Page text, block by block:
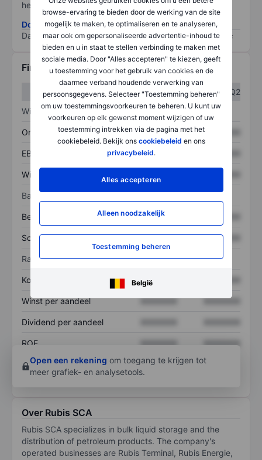
browse-ervaring te bieden door de werking van de site
mogelijk te maken, te optimaliseren en te analyseren,
maar ook om gepersonaliseerde advertentie-inhoud te
bieden en u in staat te stellen verbinding te maken met
sociale media. Door "Alles accepteren" te kiezen, geeft
u toestemming voor het gebruik van cookies en de
daarmee verband houdende verwerking van
persoonsgegevens. Selecteer "Toestemming beheren"
om uw toestemmingsvoorkeuren te beheren. U kunt uw
voorkeuren op elk gewenst moment wijzigen of uw
toestemming intrekken via de pagina met het
cookiebeleid. Bekijk ons cookiebeleid en ons
privacybeleid.
Alles accepteren
Alleen noodzakelijk
Toestemming beheren
België
het grootste risico).
Download de ESG-risicomethodologie
Data provided by
/
Financiële gegevens
Q1
Q2
Winst/verlies
Omzet XXXXXXX XXXXXXX
EBITDA XXXXXXX
Winst
Balans
Bezittingen XXXXXXX
Schulden XXXXXXX XXXXXXX
Ratio's
Koers/omzetratio XXXXXXX
Winst per aandeel XXXXXXX XXXXXXX
Dividend per aandeel
ROE XXXXXXX
XXXXXXX
Open een rekening om toegang te krijgen tot
meer grafiek- en analysetools.
Over Rubis SCA
Rubis SCA specializes in bulk liquid storage and the
distribution of petroleum products. The company's
operated businesses are Rubis Terminal, Rubis Energie,